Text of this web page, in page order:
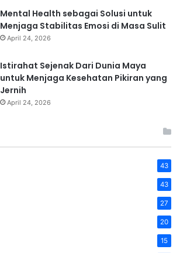
Mental Health sebagai Solusi untuk
Menjaga Stabilitas Emosi di Masa Sulit
April 24, 2026
Istirahat Sejenak Dari Dunia Maya
untuk Menjaga Kesehatan Pikiran yang
Jernih
April 24, 2026
43
43
27
20
15